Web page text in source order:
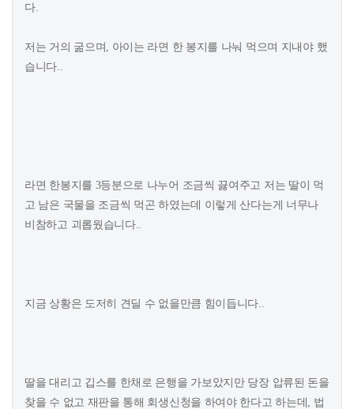
다.
저는 거의 굶으며, 아이는 라면 한 봉지를 나눠 먹으며 지내야 했
습니다..
라면 한봉지를 3등분으로 나누어 조금씩 끓여주고 저는 딸이 먹
고 남은 국물을 조금씩 먹곤 하였는데 이렇게 산다는게 너무나
비참하고 괴롭웠습니다..
지금 상황은 도저히 견딜 수 없을만큼 힘이듭니다..
딸을 대리고 깁스를 한채로 은행을 가보았지만 당장 압류된 돈을
찾을 수 없고 재판을 통해 회생신청을 하여야 한다고 하는데, 법